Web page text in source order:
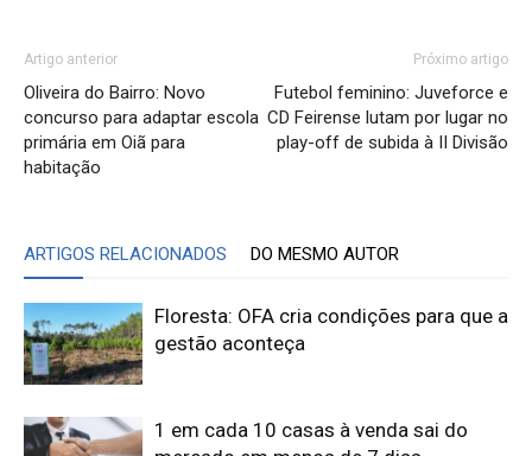
Artigo anterior
Oliveira do Bairro: Novo
concurso para adaptar escola
primária em Oiã para
habitação
Próximo artigo
Futebol feminino: Juveforce e
CD Feirense lutam por lugar no
play-off de subida à II Divisão
ARTIGOS RELACIONADOS DO MESMO AUTOR
Floresta: OFA cria condições para que a
gestão aconteça
1 em cada 10 casas à venda sai do